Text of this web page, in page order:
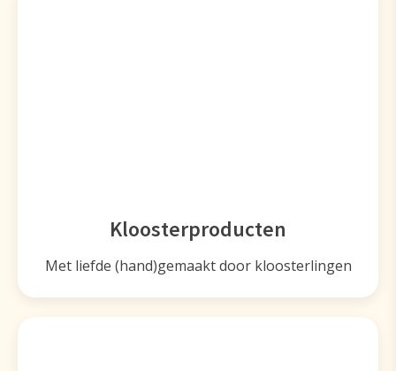
Kloosterproducten
Met liefde (hand)gemaakt door kloosterlingen